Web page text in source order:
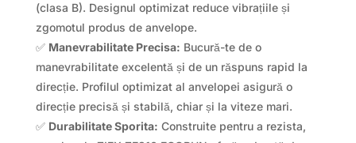
(clasa B). Designul optimizat reduce vibrațiile și
zgomotul produs de anvelope.
✅ Manevrabilitate Precisa: Bucură-te de o
manevrabilitate excelentă și de un răspuns rapid la
direcție. Profilul optimizat al anvelopei asigură o
direcție precisă și stabilă, chiar și la viteze mari.
✅ Durabilitate Sporita: Construite pentru a rezista,